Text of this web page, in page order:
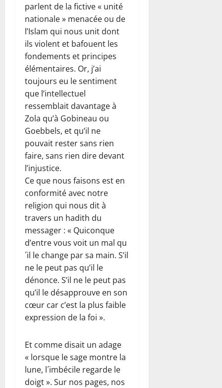
parlent de la fictive « unité
nationale » menacée ou de
l’Islam qui nous unit dont
ils violent et bafouent les
fondements et principes
élémentaires. Or, j’ai
toujours eu le sentiment
que l’intellectuel
ressemblait davantage à
Zola qu’à Gobineau ou
Goebbels, et qu’il ne
pouvait rester sans rien
faire, sans rien dire devant
l’injustice.
Ce que nous faisons est en
conformité avec notre
religion qui nous dit à
travers un hadith du
messager : « Quiconque
d’entre vous voit un mal qu
´il le change par sa main. S’il
ne le peut pas qu’il le
dénonce. S’il ne le peut pas
qu’il le désapprouve en son
cœur car c’est la plus faible
expression de la foi ».
Et comme disait un adage
« lorsque le sage montre la
lune, l´imbécile regarde le
doigt ». Sur nos pages, nos